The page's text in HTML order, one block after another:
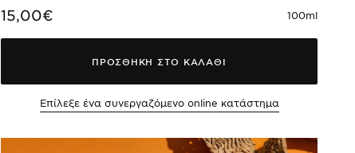
15,00€ 100ml
ΠΡΟΣΘΗΚΗ ΣΤΟ ΚΑΛΑΘΙ
Επίλεξε ένα συνεργαζόμενο online κατάστημα